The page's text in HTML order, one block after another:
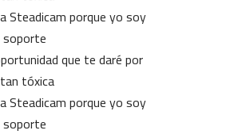
Steadicam porque yo soy
que te daré por
tóxica.
Steadicam porque yo soy